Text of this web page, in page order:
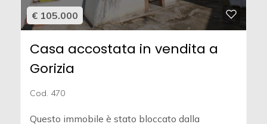
€ 105.000
Casa accostata in vendita a
Gorizia
Cod. 470
Questo immobile è stato bloccato dalla